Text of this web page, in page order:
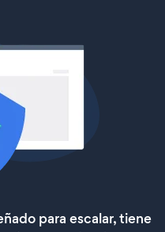
para escalar, tiene